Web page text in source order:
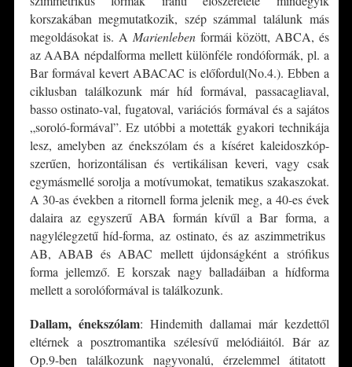
korszakában megmutatkozik, szép számmal találunk más
megoldásokat is. A Marienlebenformái között, ABCA, és
az AABA népdalforma mellett különféle rondóformák, pl. a
Bar formával kevert ABACAC is előfordul(No.4.). Ebben a
ciklusban találkozunk már híd formával, passacagliaval,
basso ostinato-val, fugatoval, variációs formával és a sajátos
„soroló-formával”. Ez utóbbi a motetták gyakori technikája
lesz, amelyben az énekszólam és a kíséret kaleidoszkóp-
szerűen, horizontálisan és vertikálisan keveri, vagy csak
egymásmellé sorolja a motívumokat, tematikus szakaszokat.
A 30-as években a ritornell forma jelenik meg, a 40-es évek
dalaira az egyszerű ABA formán kívűl a Bar forma, a
nagylélegzetű híd-forma, az ostinato, és az aszimmetrikus
AB, ABAB és ABAC mellett újdonságként a strófikus
forma jellemző. E korszak nagy balladáiban a hídforma
mellett a sorolóformával is találkozunk.
Dallam, énekszólam: Hindemith dallamai már kezdettől
eltérnek a posztromantika szélesívű melódiáitól. Bár az
Op.9-ben találkozunk nagyvonalú, érzelemmel átitatott